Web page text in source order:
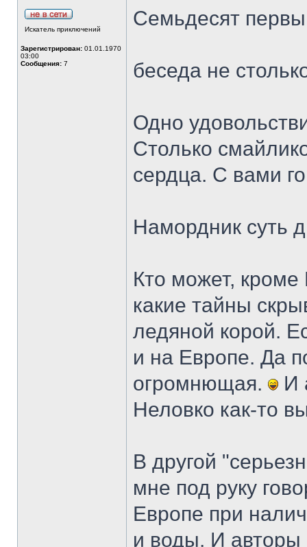
Искатель приключений
Зарегистрирован: 01.01.1970
03:00
Сообщения: 7
Семьдесят
беседа не
Одно
Столько
сердца. С вами
Намордник суть
Кто может, кроме
какие тайны
ледяной корой.
и на Европе. Да
огромнющая.
И
Неловко как-то
В другой
мне под руку
Европе при
и воды. И авторы